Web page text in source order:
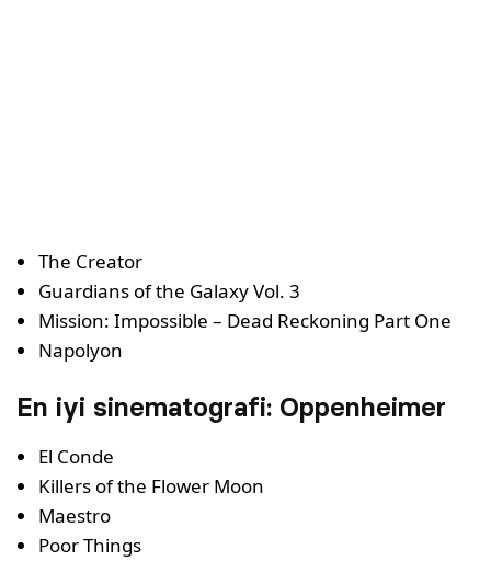
The Creator
Guardians of the Galaxy Vol. 3
Mission: Impossible – Dead Reckoning Part One
Napolyon
En iyi sinematografi: Oppenheimer
El Conde
Killers of the Flower Moon
Maestro
Poor Things